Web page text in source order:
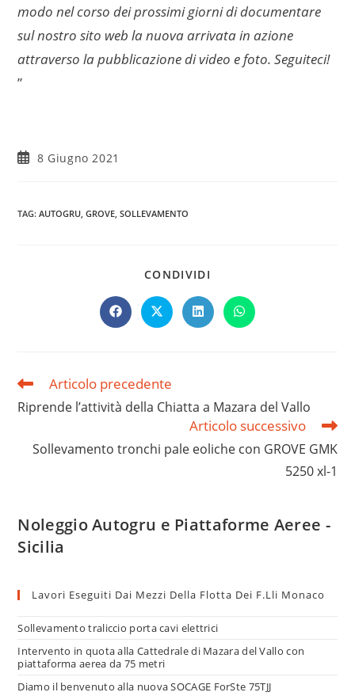
modo nel corso dei prossimi giorni di documentare
sul nostro sito web la nuova arrivata in azione
attraverso la pubblicazione di video e foto. Seguiteci!
”
8 Giugno 2021
TAG:AUTOGRU GROVE SOLLEVAMENTO
CONDIVIDI
Articolo precedente
Riprende l’attività della Chiatta a Mazara del Vallo
Articolo successivo
Sollevamento tronchi pale eoliche con GROVE GMK
5250 xl-1
Noleggio Autogru e Piattaforme Aeree -
Sicilia
Lavori Eseguiti Dai Mezzi Della Flotta Dei F.lli Monaco
Sollevamento traliccio porta cavi elettrici
Intervento in quota alla Cattedrale di Mazara del Vallo con
piattaforma aerea da 75 metri
Diamo il benvenuto alla nuova SOCAGE ForSte 75TJJ